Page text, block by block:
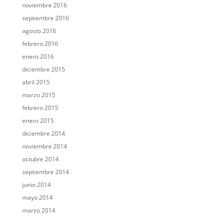
noviembre 2016
septiembre 2016
agosto 2016
febrero 2016
enero 2016
diciembre 2015
abril 2015
marzo 2015
febrero 2015
enero 2015
diciembre 2014
noviembre 2014
octubre 2014
septiembre 2014
junio 2014
mayo 2014
marzo 2014